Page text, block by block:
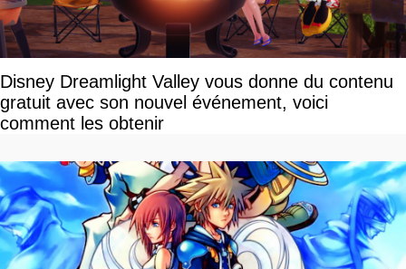
Disney Dreamlight Valley vous donne du contenu
gratuit avec son nouvel événement, voici
comment les obtenir